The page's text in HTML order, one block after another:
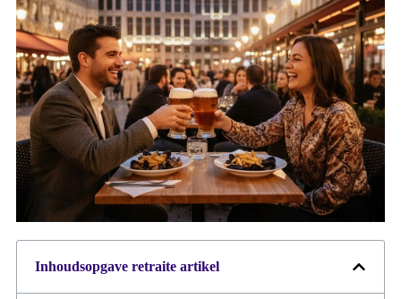
Inhoudsopgave retraite artikel